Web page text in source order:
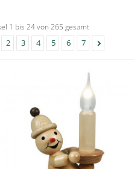
1 bis 24 von 265 gesamt
2 3 4 5 6 7